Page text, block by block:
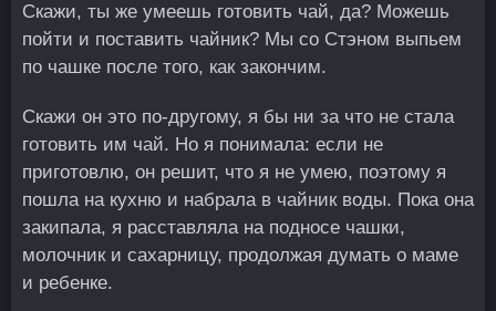
Скажи, ты же умеешь готовить чай, да? Можешь
пойти и поставить чайник? Мы со Стэном выпьем
по чашке после того, как закончим.
Скажи он это по-другому, я бы ни за что не стала
готовить им чай. Но я понимала: если не
приготовлю, он решит, что я не умею, поэтому я
пошла на кухню и набрала в чайник воды. Пока она
закипала, я расставляла на подносе чашки,
молочник и сахарницу, продолжая думать о маме
и ребенке.